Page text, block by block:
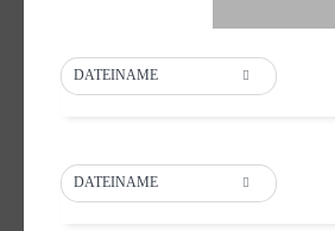
DATEINAME
DATEINAME